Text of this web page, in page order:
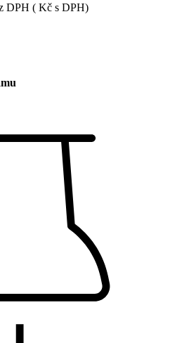
DPH ( Kč s DPH)